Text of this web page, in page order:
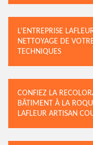
L’ENTREPRISE
NETTOYAGE DE
TECHNIQUES
CONFIEZ LA
BÂTIMENT À LA
LAFLEUR ARTISAN